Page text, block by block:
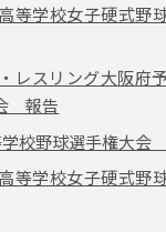
等学校女子硬式野
レスリング大阪府
報告
校野球選手権大会
等学校女子硬式野